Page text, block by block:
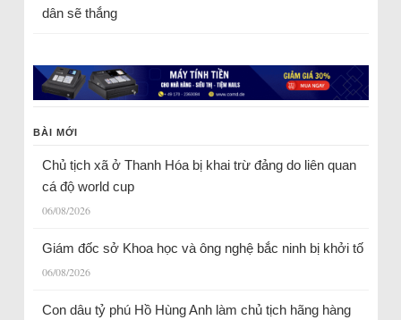
dân sẽ thắng
BÀI MỚI
Chủ tịch xã ở Thanh Hóa bị khai trừ đảng do liên quan
cá độ world cup
06/08/2026
Giám đốc sở Khoa học và ông nghệ bắc ninh bị khởi tố
06/08/2026
Con dâu tỷ phú Hồ Hùng Anh làm chủ tịch hãng hàng